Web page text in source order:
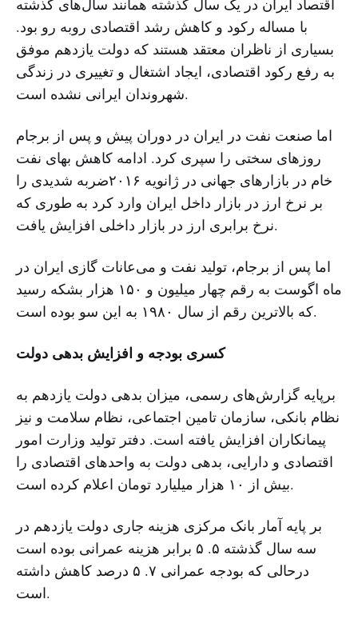
با مساله رکود و کاهش رشد اقتصادی روبه رو بود.
بسیاری از ناظران معتقد هستند که دولت یازدهم موفق
به رفع رکود اقتصادی، ایجاد اشتغال و تغییری در زندگی
شهروندان ایرانی نشده است.
اما صنعت نفت در ایران در دوران پیش و پس از برجام
روزهای سختی را سپری کرد. ادامه کاهش بهای نفت
خام در بازارهای جهانی در ژانویه ۲۰۱۶ضربه شدیدی را
بر نرخ ارز در بازار داخل ایران وارد کرد به طوری که
نرخ برابری ارز در بازار داخلی افزایش یافت.
اما پس از برجام، تولید نفت و می‌عانات گازی ایران در
ماه اگوست به رقم چهار میلیون و ۱۵۰ هزار بشکه رسید
که بالا‌ترین رقم از سال ۱۹۸۰ به این سو بوده است.
کسری بودجه و افزایش بدهی دولت
برپایه گزارش‌های رسمی، میزان بدهی دولت یازدهم به
نظام بانکی، سازمان تامین اجتماعی، نظام سلامت و نیز
پیمانکاران افزایش یافته است. دفتر تولید وزارت امور
اقتصادی و دارایی، بدهی دولت به واحدهای اقتصادی را
بیش از ۱۰ هزار میلیارد تومان اعلام کرده است.
بر پایه آمار بانک مرکزی هزینه جاری دولت یازدهم در
سه سال گذشته ۵. ۵ برابر هزینه عمرانی بوده است
درحالی که بودجه عمرانی ۷. ۵ درصد کاهش داشته
است.